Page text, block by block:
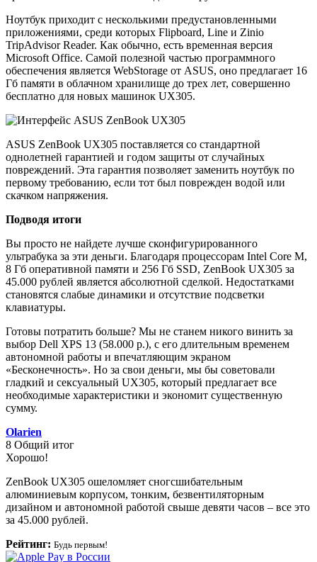
Ноутбук приходит с несколькими предустановленными
приложениями, среди которых Flipboard, Line и Zinio
TripAdvisor Reader. Как обычно, есть временная версия
Microsoft Office. Самой полезной частью программного
обеспечения является WebStorage от ASUS, оно предлагает 16
Гб памяти в облачном хранилище до трех лет, совершенно
бесплатно для новых машинок UX305.
ASUS ZenBook UX305 поставляется со стандартной
однолетней гарантией и годом защиты от случайных
повреждений. Эта гарантия позволяет заменить ноутбук по
первому требованию, если тот был поврежден водой или
скачком напряжения.
Подводя итоги
Вы просто не найдете лучше сконфигурированного
ультрабука за эти деньги. Благодаря процессорам Intel Core M,
8 Гб оперативной памяти и 256 Гб SSD, ZenBook UX305 за
45.000 рублей является абсолютной сделкой. Недостатками
становятся слабые динамики и отсутствие подсветки
клавиатуры.
Готовы потратить больше? Мы не станем никого винить за
выбор Dell XPS 13 (58.000 р.), с его длительным временем
автономной работы и впечатляющим экраном
«Бесконечность». Но за свои деньги, мы бы советовали
гладкий и сексуальный UX305, который предлагает все
необходимые характеристики и экономит существенную
сумму.
Olarien
8 Общий итог
Хорошо!
ZenBook UX305 ошеломляет сногсшибательным
алюминиевым корпусом, тонким, безвентиляторным
дизайном и автономной работой свыше девяти часов – все это
за 45.000 рублей.
Рейтинг: Будь первым!